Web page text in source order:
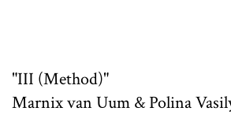
"III (Method)"
Marnix van Uum & Polina